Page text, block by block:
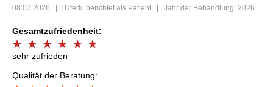
08.07.2026 I.Uferk. berichtet als Patient | Jahr der Behandlung: 2026
Gesamtzufriedenheit:
sehr zufrieden
Qualität der Beratung: